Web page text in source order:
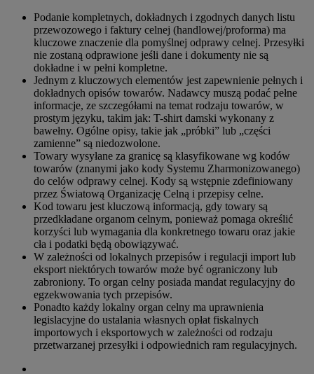
Podanie kompletnych, dokładnych i zgodnych danych listu
przewozowego i faktury celnej (handlowej/proforma) ma
kluczowe znaczenie dla pomyślnej odprawy celnej. Przesyłki
nie zostaną odprawione jeśli dane i dokumenty nie są
dokładne i w pełni kompletne.
Jednym z kluczowych elementów jest zapewnienie pełnych i
dokładnych opisów towarów. Nadawcy muszą podać pełne
informacje, ze szczegółami na temat rodzaju towarów, w
prostym języku, takim jak: T-shirt damski wykonany z
bawełny. Ogólne opisy, takie jak „próbki” lub „części
zamienne” są niedozwolone.
Towary wysyłane za granicę są klasyfikowane wg kodów
towarów (znanymi jako kody Systemu Zharmonizowanego)
do celów odprawy celnej. Kody są wstępnie zdefiniowany
przez Światową Organizację Celną i przepisy celne.
Kod towaru jest kluczową informacją, gdy towary są
przedkładane organom celnym, ponieważ pomaga określić
korzyści lub wymagania dla konkretnego towaru oraz jakie
cła i podatki będą obowiązywać.
W zależności od lokalnych przepisów i regulacji import lub
eksport niektórych towarów może być ograniczony lub
zabroniony. To organ celny posiada mandat regulacyjny do
egzekwowania tych przepisów.
Ponadto każdy lokalny organ celny ma uprawnienia
legislacyjne do ustalania własnych opłat fiskalnych
importowych i eksportowych w zależności od rodzaju
przetwarzanej przesyłki i odpowiednich ram regulacyjnych.